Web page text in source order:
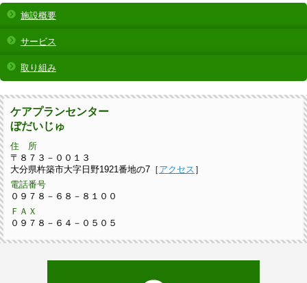
施設概要
サービス
取り組み
ケアプランセンター
ぼだいじゅ
住 所
〒８７３－００１３
大分県杵築市大字日野1921番地の7［ アクセス ］
電話番号
０９７８－６８－８１００
ＦＡＸ
０９７８－６４－０５０５